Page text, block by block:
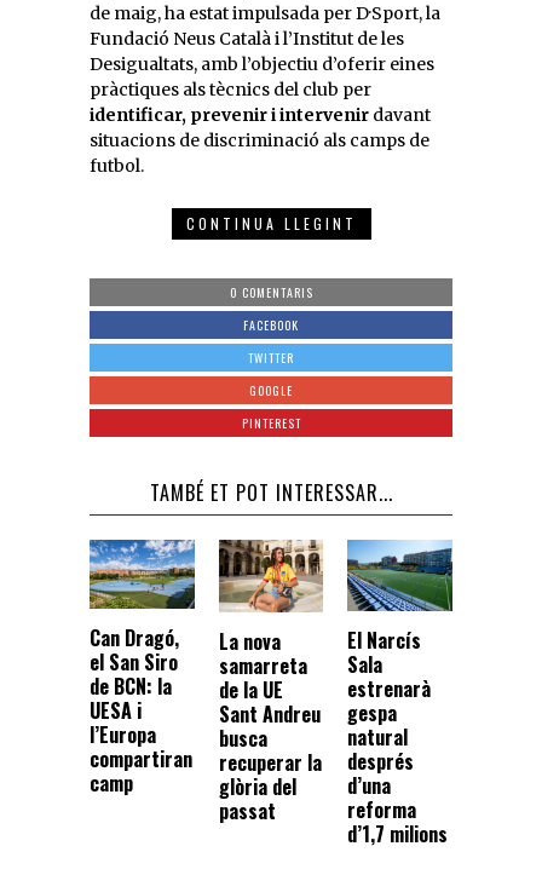
de maig, ha estat impulsada per D·Sport, la
Fundació Neus Català i l’Institut de les
Desigualtats, amb l’objectiu d’oferir eines
pràctiques als tècnics del club per
identificar, prevenir i intervenir davant
situacions de discriminació als camps de
futbol.
CONTINUA LLEGINT
0 COMENTARIS
FACEBOOK
TWITTER
GOOGLE
PINTEREST
TAMBÉ ET POT INTERESSAR...
Can Dragó,
el San Siro
de BCN: la
UESA i
l’Europa
compartiran
camp
La nova
samarreta
de la UE
Sant Andreu
busca
recuperar la
glòria del
passat
El Narcís
Sala
estrenarà
gespa
natural
després
d’una
reforma
d’1,7 milions